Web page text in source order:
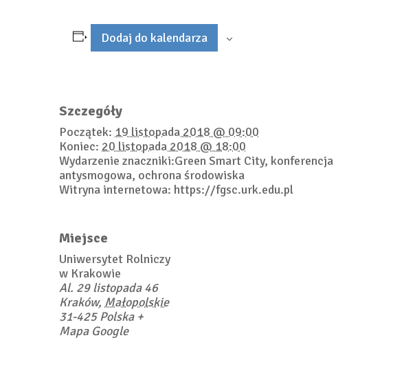
Dodaj do kalendarza
Szczegóły
Początek: 19 listopada 2018 @ 09:00
Koniec: 20 listopada 2018 @ 18:00
Wydarzenie znaczniki:Green Smart City, konferencja
antysmogowa, ochrona środowiska
Witryna internetowa: https://fgsc.urk.edu.pl
Miejsce
Uniwersytet Rolniczy
w Krakowie
Al. 29 listopada 46
Kraków, Małopolskie
31-425 Polska +
Mapa Google